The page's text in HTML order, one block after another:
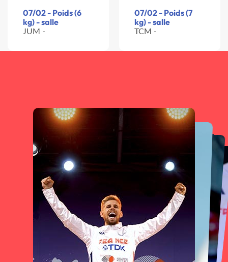
07/02 - Poids (6
kg) - salle
JUM -
07/02 - Poids (7
kg) - salle
TCM -